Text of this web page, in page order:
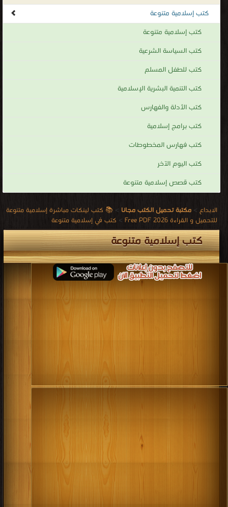
كتب إسلامية متنوعة
كتب إسلامية متنوعة
كتب السياسة الشرعية
كتب للطفل المسلم
كتب التنمية البشرية الإسلامية
كتب الأدلة والفهارس
كتب برامج إسلامية
كتب فهارس المخطوطات
كتب اليوم الآخر
كتب قصص إسلامية متنوعة
الابداع > مكتبة تحميل الكتب مجانا > 📚 كتب لينكات مباشرة إسلامية متنوعة
للتحميل و القراءة 2026 Free PDF
> كتب في إسلامية متنوعة
كتب إسلامية متنوعة